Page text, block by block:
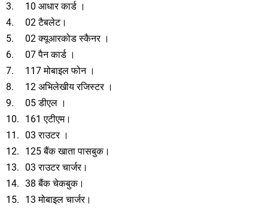
3.
10 आधार कार्ड ।
4.
02 टैबलेट।
5.
02 क्यूआरकोड स्कैनर ।
6.
07 पैन कार्ड ।
7.
117 मोबाइल फोन ।
8.
12 अभिलेखीय रजिस्टर ।
9.
05 डीएल ।
10.
161 एटीएम।
11. 03 राउटर ।
12.
125 बैंक खाता पासबुक।
13. 03 राउटर चार्जर।
14. 38 बैंक चेकबुक।
15.
13 मोबाइल चार्जर।